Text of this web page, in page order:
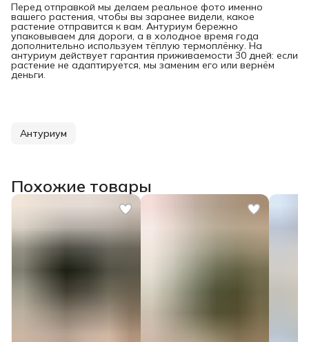
Перед отправкой мы делаем реальное фото именно
вашего растения, чтобы вы заранее видели, какое
растение отправится к вам. Антуриум бережно
упаковываем для дороги, а в холодное время года
дополнительно используем тёплую термоплёнку. На
антуриум действует гарантия приживаемости 30 дней: если
растение не адаптируется, мы заменим его или вернём
деньги.
Антуриум
Похожие товары